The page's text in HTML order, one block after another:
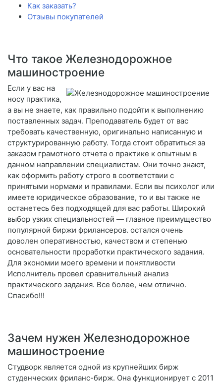
Как заказать?
Отзывы покупателей
Что такое Железнодорожное
машиностроение
Если у вас на
носу практика,
а вы не знаете, как правильно подойти к выполнению
поставленных задач. Преподаватель будет от вас
требовать качественную, оригинально написанную и
структурированную работу. Тогда стоит обратиться за
заказом грамотного отчета о практике к опытным в
данном направлении специалистам. Они точно знают,
как оформить работу строго в соответствии с
принятыми нормами и правилами. Если вы психолог или
имеете юридическое образование, то и вы также не
останетесь без подходящей для вас работы. Широкий
выбор узких специальностей — главное преимущество
популярной биржи фрилансеров. остался очень
доволен оперативностью, качеством и степенью
основательности проработки практического задания.
Для экономии моего времени и понятливости
Исполнитель провел сравнительный анализ
практического задания. Все более, чем отлично.
Спасибо!!!
Зачем нужен Железнодорожное
машиностроение
Студворк является одной из крупнейших бирж
студенческих фриланс-бирж. Она функционирует с 2011